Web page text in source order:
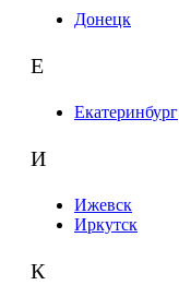
Донецк
Е
Екатеринбург
И
Ижевск
Иркутск
К